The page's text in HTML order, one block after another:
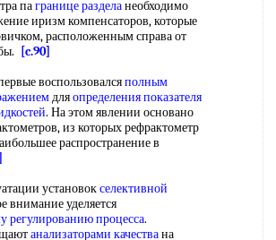
пагранице разделанеобходимо
иризм компенсаторов, которые
расположенным справа от
[c.90]
воспользовалсяполным
дляопределения показателя
. На этом явлении основано
из которых рефрактометр
распространение в
установокселективной
внимание уделяется
регулированию процесса.
анализаторами качествана